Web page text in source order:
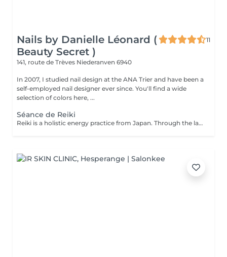
Nails by Danielle Léonard (
Beauty Secret )
11
141, route de Trèves Niederanven 6940
In 2007, I studied nail design at the ANA Trier and have been a
self-employed nail designer ever since. You'll find a wide
selection of colors here, ...
Séance de Reiki
Reiki is a holistic energy practice from Japan. Through the laying on of hands, the flow of energy in the body is harmonized and the self-healing powers are activated.